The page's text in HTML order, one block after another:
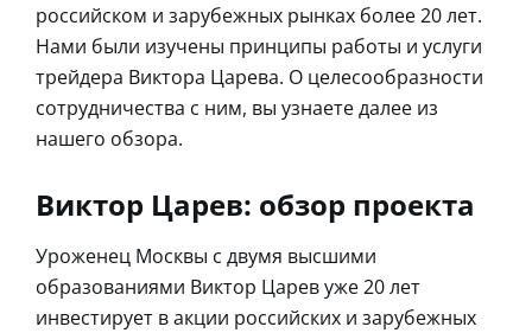
российском и зарубежных рынках более 20 лет.
Нами были изучены принципы работы и услуги
трейдера Виктора Царева. О целесообразности
сотрудничества с ним, вы узнаете далее из
нашего обзора.
Виктор Царев: обзор проекта
Уроженец Москвы с двумя высшими
образованиями Виктор Царев уже 20 лет
инвестирует в акции российских и зарубежных